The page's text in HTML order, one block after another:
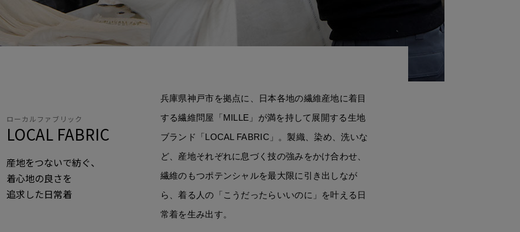
ローカルファブリック
LOCAL FABRIC
産地をつないで紡ぐ、
着心地の良さを
追求した日常着
兵庫県神戸市を拠点に、日本各地の繊維産地に着目
する繊維問屋「MILLE」が満を持して展開する生地
ブランド「LOCAL FABRIC」。製織、染め、洗いな
ど、産地それぞれに息づく技の強みをかけ合わせ、
繊維のもつポテンシャルを最大限に引き出しなが
ら、着る人の「こうだったらいいのに」を叶える日
常着を生み出す。